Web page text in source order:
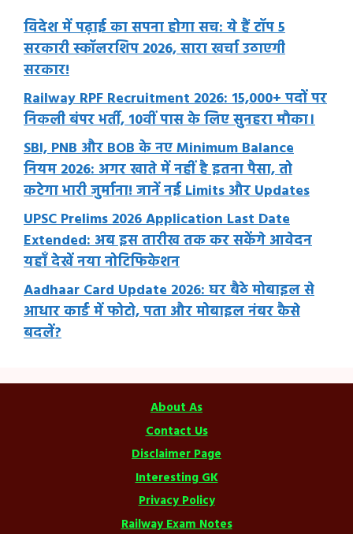
विदेश में पढ़ाई का सपना होगा सच: ये हैं टॉप 5
सरकारी स्कॉलरशिप 2026, सारा खर्चा उठाएगी
सरकार!
Railway RPF Recruitment 2026: 15,000+ पदों पर
निकली बंपर भर्ती, 10वीं पास के लिए सुनहरा मौका।
SBI, PNB और BOB के नए Minimum Balance
नियम 2026: अगर खाते में नहीं है इतना पैसा, तो
कटेगा भारी जुर्माना! जानें नई Limits और Updates
UPSC Prelims 2026 Application Last Date
Extended: अब इस तारीख तक कर सकेंगे आवेदन
यहाँ देखें नया नोटिफिकेशन
Aadhaar Card Update 2026: घर बैठे मोबाइल से
आधार कार्ड में फोटो, पता और मोबाइल नंबर कैसे
बदलें?
About As
Contact Us
Disclaimer Page
Interesting GK
Privacy Policy
Railway Exam Notes